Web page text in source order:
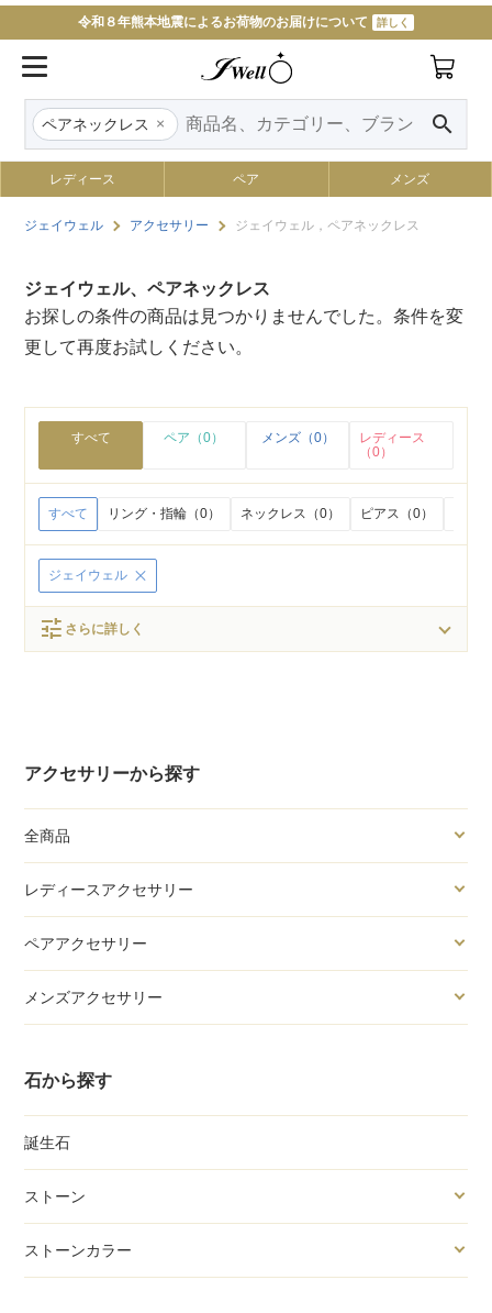
令和８年熊本地震によるお荷物のお届けについて 詳しく
ペアネックレス × search
レディース ペア メンズ
ジェイウェル アクセサリー ジェイウェル，ペアネックレス
アクセサリーから探す
全商品
レディースアクセサリー
ペアアクセサリー
メンズアクセサリー
石から探す
誕生石
ストーン
ストーンカラー
ジェイウェル、ペアネックレス
お探しの条件の商品は見つかりませんでした。条件を変
更して再度お試しください。
すべて ペア（0） メンズ（0）
レディース
（0）
すべて リング・指輪（0） ネックレス（0） ピアス（0）
ジェイウェル
tune さらに詳しく